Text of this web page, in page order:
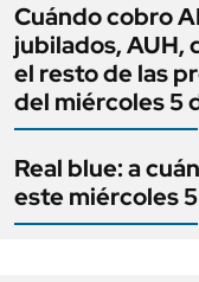
Cuándo cobro
jubilados, AUH,
el resto de las
del miércoles 5
Real blue: a
este miércoles